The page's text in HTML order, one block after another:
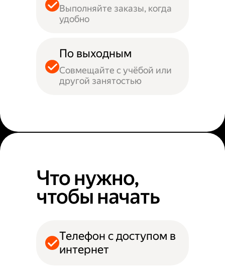
Выполняйте заказы, когда
удобно
По выходным
Совмещайте с учёбой или
другой занятостью
Что нужно,
чтобы начать
Телефон с доступом в
интернет